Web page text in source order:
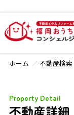
ホーム 不動産検索
不動産詳細
Property Detail